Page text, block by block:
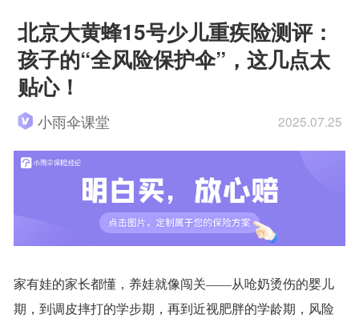
北京大黄蜂15号少儿重疾险测评：
孩子的“全风险保护伞”，这几点太
贴心！
小雨伞课堂 2025.07.25
家有娃的家长都懂，养娃就像闯关——从呛奶烫伤的婴儿
期，到调皮摔打的学步期，再到近视肥胖的学龄期，风险